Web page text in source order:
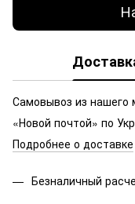
Самовывоз из нашего
«Новой почтой» по
Подробнее о доставке
Безналичный